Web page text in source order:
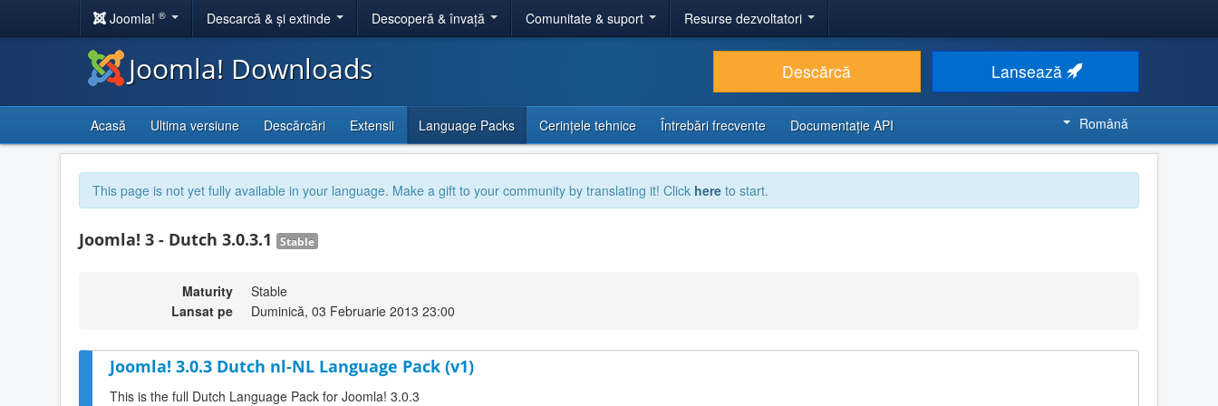
Joomla! ® Descarcă & și extinde Descoperă & învață Comunitate & suport Resurse dezvoltatori
Joomla! Downloads Descărcă Lansează
Acasă Ultima versiune Descărcări Extensii Language Packs Cerințele tehnice Întrebări frecvente Documentaţie API Română
This page is not yet fully available in your language. Make a gift to your community by translating it! Click here to start.
Joomla! 3 - Dutch 3.0.3.1 Stable
Maturity
Stable
Lansat pe
Duminică, 03 Februarie 2013 23:00
Joomla! 3.0.3 Dutch nl-NL Language Pack (v1)
This is the full Dutch Language Pack for Joomla! 3.0.3